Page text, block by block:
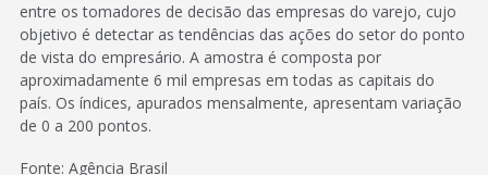
entre os tomadores de decisão das empresas do varejo, cujo
objetivo é detectar as tendências das ações do setor do ponto
de vista do empresário. A amostra é composta por
aproximadamente 6 mil empresas em todas as capitais do
país. Os índices, apurados mensalmente, apresentam variação
de 0 a 200 pontos.
Fonte: Agência Brasil